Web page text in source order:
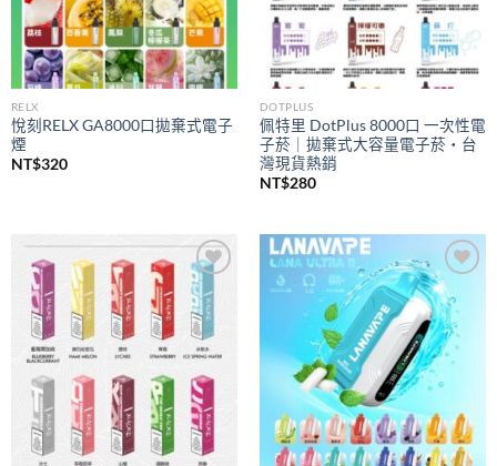
RELX
悅刻RELX GA8000口拋棄式電子
煙
NT$320
DOTPLUS
佩特里 DotPlus 8000口 一次性電
子菸｜拋棄式大容量電子菸・台
灣現貨熱銷
NT$280
Add to
wishlist
Add to
wishlist